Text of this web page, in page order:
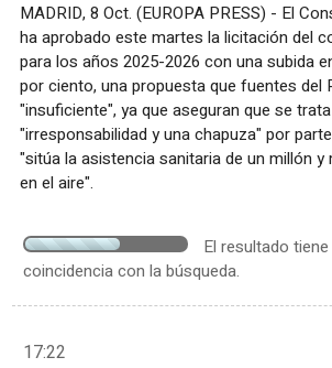
MADRID, 8 Oct. (EUROPA PRESS) - El
ha aprobado este martes la licitación del
para los años 2025-2026 con una subida
por ciento, una propuesta que fuentes del
"insuficiente", ya que aseguran que se
"irresponsabilidad y una chapuza" por
"sitúa la asistencia sanitaria de un millón y
en el aire".
El resultado tiene
coincidencia con la búsqueda.
17:22